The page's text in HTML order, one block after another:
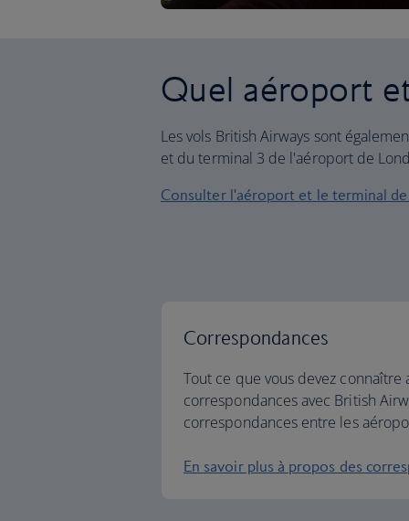
Quel aéroport
Les vols British Airways sont
et du terminal 3 de l'aéroport de
Consulter l'aéroport et le terminal
Correspondances
Tout ce que vous devez connaître
correspondances avec British
correspondances entre les
En savoir plus à propos des